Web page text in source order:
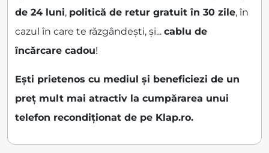
de 24 luni, politică de retur gratuit în 30 zile, în
cazul în care te răzgândești, și... cablu de
încărcare cadou!
Ești prietenos cu mediul și beneficiezi de un
preț mult mai atractiv la cumpărarea unui
telefon recondiționat de pe Klap.ro.